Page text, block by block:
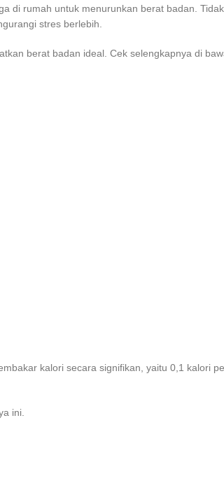
di rumah untuk menurunkan berat badan .
stres berlebih.
berat badan ideal. Cek selengkapnya di
kalori secara signifikan, yaitu 0,1 kalori
ini.